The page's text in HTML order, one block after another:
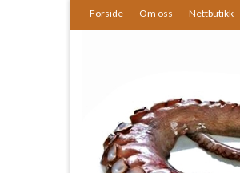
Forside Om oss Nettbutikk